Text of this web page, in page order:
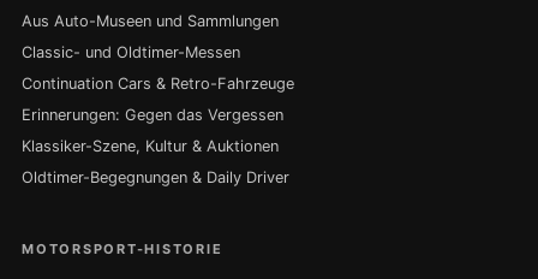
Aus Auto-Museen und Sammlungen
Classic- und Oldtimer-Messen
Continuation Cars & Retro-Fahrzeuge
Erinnerungen: Gegen das Vergessen
Klassiker-Szene, Kultur & Auktionen
Oldtimer-Begegnungen & Daily Driver
MOTORSPORT-HISTORIE